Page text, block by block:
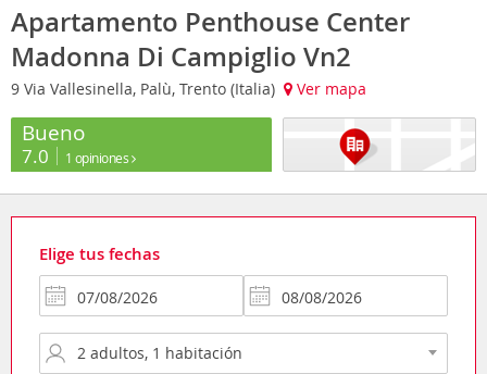
Apartamento Penthouse Center
Madonna Di Campiglio Vn2
9 Via Vallesinella, Palù, Trento (Italia) Ver mapa
Bueno
7.0 1 opiniones
Elige tus fechas